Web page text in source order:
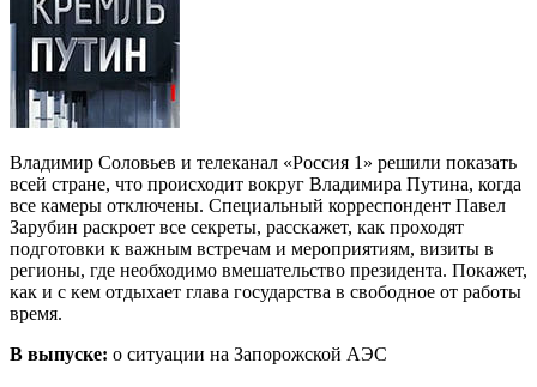
Владимир Соловьев и телеканал «Россия 1» решили показать
всей стране, что происходит вокруг Владимира Путина, когда
все камеры отключены. Специальный корреспондент Павел
Зарубин раскроет все секреты, расскажет, как проходят
подготовки к важным встречам и мероприятиям, визиты в
регионы, где необходимо вмешательство президента. Покажет,
как и с кем отдыхает глава государства в свободное от работы
время.
В выпуске: о ситуации на Запорожской АЭС